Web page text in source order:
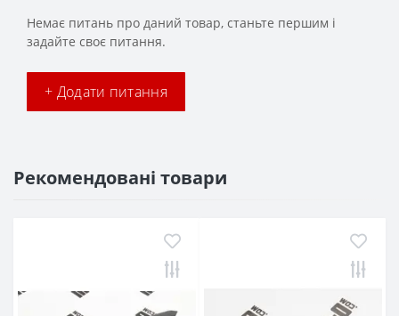
Немає питань про даний товар, станьте першим і
задайте своє питання.
+ Додати питання
Рекомендовані товари